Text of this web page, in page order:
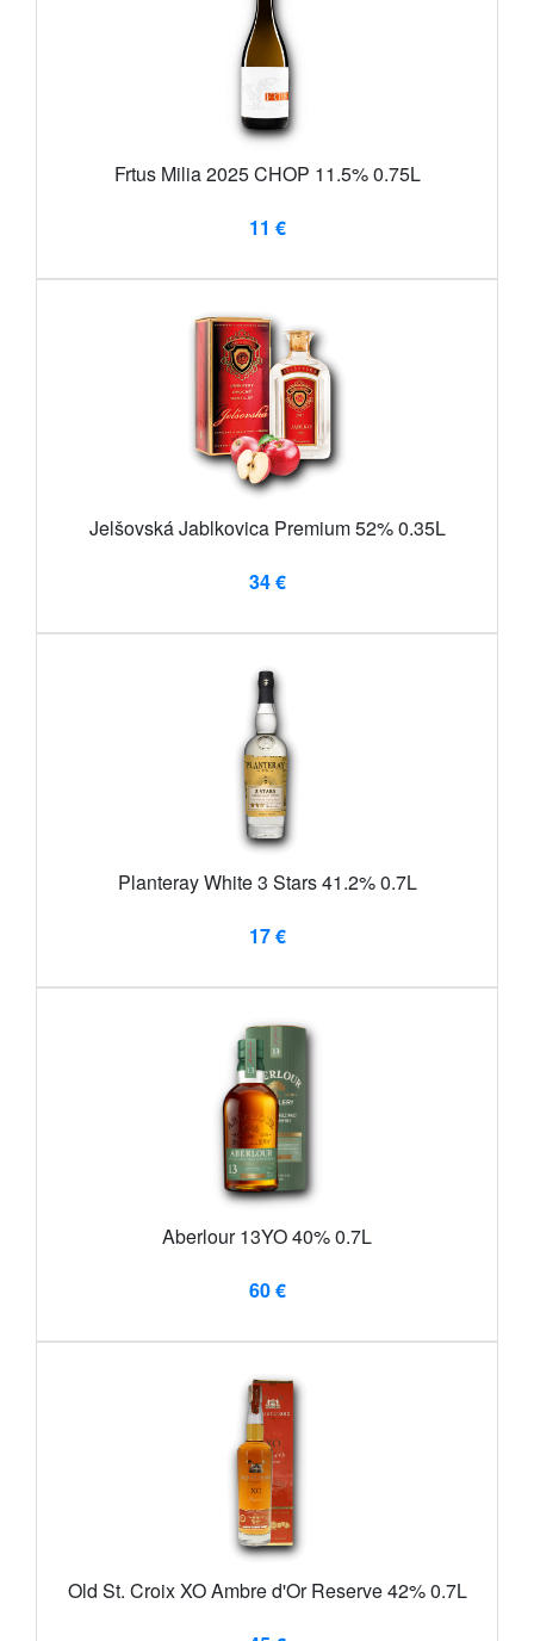
Frtus Milia 2025 CHOP 11.5% 0.75L
11 €
Jelšovská Jablkovica Premium 52% 0.35L
34 €
Planteray White 3 Stars 41.2% 0.7L
17 €
Aberlour 13YO 40% 0.7L
60 €
Old St. Croix XO Ambre d'Or Reserve 42% 0.7L